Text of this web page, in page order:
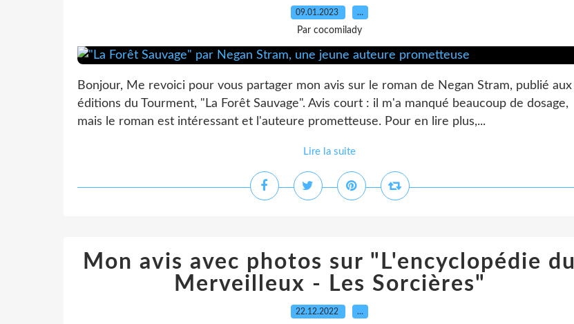
09.01.2023 …
Par cocomilady
Bonjour, Me revoici pour vous partager mon avis sur le roman de Negan Stram, publié aux
éditions du Tourment, "La Forêt Sauvage". Avis court : il m'a manqué beaucoup de dosage,
mais le roman est intéressant et l'auteure prometteuse. Pour en lire plus,...
Lire la suite
Mon avis avec photos sur "L'encyclopédie du
Merveilleux - Les Sorcières"
22.12.2022 …